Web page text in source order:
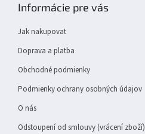
Informácie pre vás
Jak nakupovat
Doprava a platba
Obchodné podmienky
Podmienky ochrany osobných údajov
O nás
Odstoupení od smlouvy (vrácení zboží)